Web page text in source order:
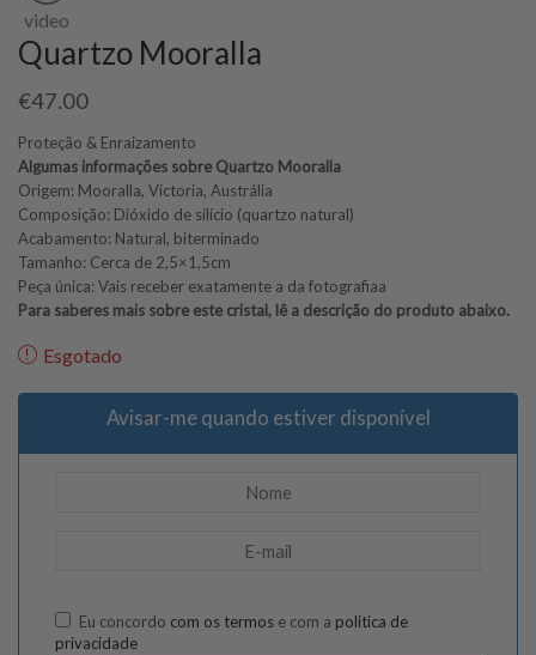
video
Quartzo Mooralla
€47.00
Proteção & Enraizamento
Algumas informações sobre Quartzo Mooralla
Origem: Mooralla, Victoria, Austrália
Composição: Dióxido de silício (quartzo natural)
Acabamento: Natural, biterminado
Tamanho: Cerca de 2,5×1,5cm
Peça única: Vais receber exatamente a da fotografiaa
Para saberes mais sobre este cristal, lê a descrição do produto abaixo.
Esgotado
Avisar-me quando estiver disponível
Eu concordo com os termos e com a politica de
privacidade